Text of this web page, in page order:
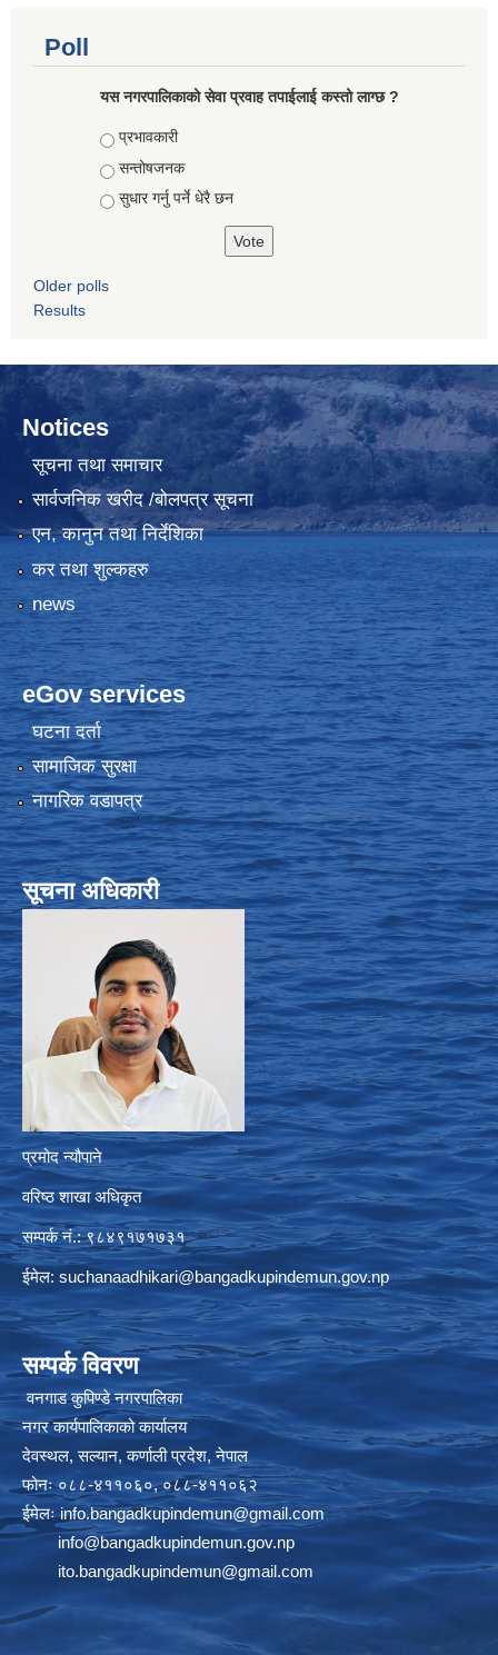
Poll
यस नगरपालिकाको सेवा प्रवाह तपाईलाई कस्तो लाग्छ ?
Choices
प्रभावकारी
सन्तोषजनक
सुधार गर्नु पर्ने धेरै छन
Older polls
Results
Notices
सूचना तथा समाचार
सार्वजनिक खरीद /बोलपत्र सूचना
एन, कानुन तथा निर्देशिका
कर तथा शुल्कहरु
news
eGov services
घटना दर्ता
सामाजिक सुरक्षा
नागरिक वडापत्र
सूचना अधिकारी
प्रमोद न्यौपाने
वरिष्ठ शाखा अधिकृत
सम्पर्क नं.: ९८४९१७१७३१
ईमेल: suchanaadhikari@bangadkupindemun.gov.np
सम्पर्क विवरण
वनगाड कुपिण्डे नगरपालिका
नगर कार्यपालिकाको कार्यालय
देवस्थल, सल्यान, कर्णाली प्रदेश, नेपाल
फोनः ०८८-४११०६०, ०८८-४११०६२
ईमेलःinfo.bangadkupindemun@gmail.com
info@bangadkupindemun.gov.np
ito.bangadkupindemun@gmail.com